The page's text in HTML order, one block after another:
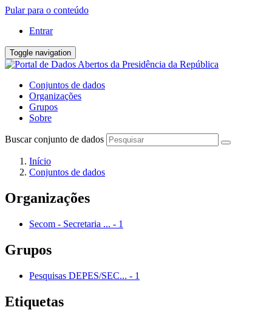
Pular para o conteúdo
Entrar
Toggle navigation
Conjuntos de dados
Organizações
Grupos
Sobre
Buscar conjunto de dados
Início
Conjuntos de dados
Organizações
Secom - Secretaria ... - 1
Grupos
Pesquisas DEPES/SEC... - 1
Etiquetas